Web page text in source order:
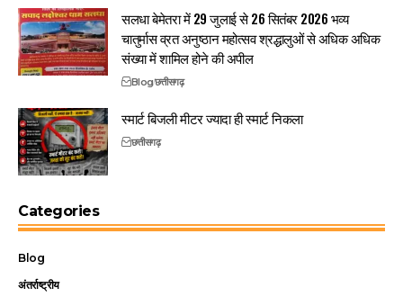
सलधा बेमेतरा में 29 जुलाई से 26 सितंबर 2026 भव्य
चातुर्मास व्रत अनुष्ठान महोत्सव श्रद्धालुओं से अधिक अधिक
संख्या में शामिल होने की अपील
Blogछत्तीसगढ़
स्मार्ट बिजली मीटर ज्यादा ही स्मार्ट निकला
छत्तीसगढ़
Categories
Blog
अंतर्राष्ट्रीय